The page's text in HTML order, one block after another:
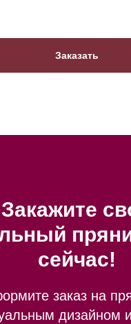
Заказать
Закажите
сейчас!
заказ на
дизайном